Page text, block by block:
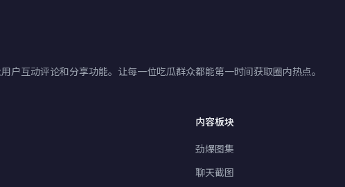
互动评论和分享功能。让每一位吃瓜群众都能第一时间获取圈内热点。
内容板块
劲爆图集
聊天截图